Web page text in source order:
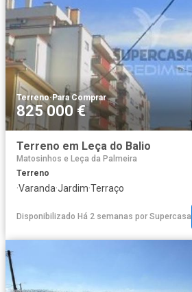
Terreno·Para Comprar
825 000 €
Terreno em Leça do Balio
Matosinhos e Leça da Palmeira
Terreno
·Varanda·Jardim·Terraço
Disponibilizado Há 2 semanas por Supercasa